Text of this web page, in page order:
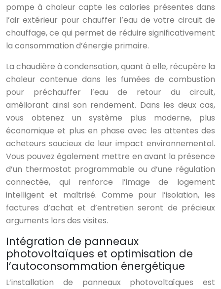
pompe à chaleur capte les calories présentes dans
l’air extérieur pour chauffer l’eau de votre circuit de
chauffage, ce qui permet de réduire significativement
la consommation d’énergie primaire.
La chaudière à condensation, quant à elle, récupère la
chaleur contenue dans les fumées de combustion
pour préchauffer l’eau de retour du circuit,
améliorant ainsi son rendement. Dans les deux cas,
vous obtenez un système plus moderne, plus
économique et plus en phase avec les attentes des
acheteurs soucieux de leur impact environnemental.
Vous pouvez également mettre en avant la présence
d’un thermostat programmable ou d’une régulation
connectée, qui renforce l’image de logement
intelligent et maîtrisé. Comme pour l’isolation, les
factures d’achat et d’entretien seront de précieux
arguments lors des visites.
Intégration de panneaux
photovoltaïques et optimisation de
l’autoconsommation énergétique
L’installation de panneaux photovoltaïques est